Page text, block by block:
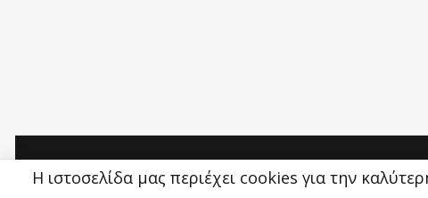
Η ιστοσελίδα μας περιέχει cookies για την